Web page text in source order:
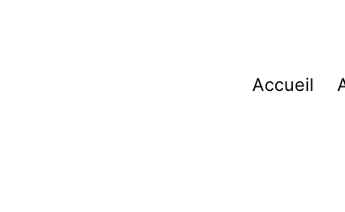
Accueil